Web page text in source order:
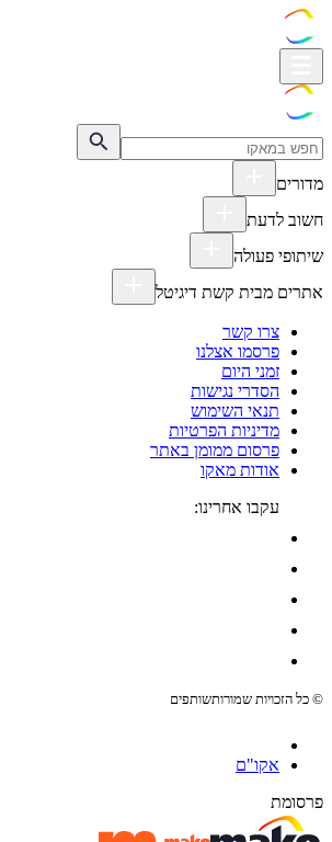
מדורים
חשוב לדעת
שיתופי פעולה
אתרים מבית קשת דיגיטל
צרו קשר
פרסמו אצלנו
זמני היום
הסדרי נגישות
תנאי השימוש
מדיניות הפרטיות
פרסום ממומן באתר
אודות מאקו
עקבו אחרינו:
© כל הזכויות שמורותשותפים
אקו"ם
פרסומת